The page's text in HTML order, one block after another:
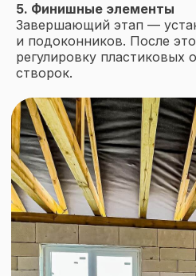
5. Финишные элементы
Завершающий этап —
и подоконников. После
регулировку пластиковых
створок.
Не пропустите лучшие
предложения